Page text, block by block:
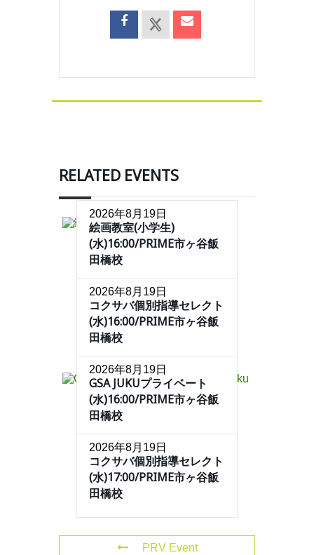
RELATED EVENTS
2026年8月19日
絵画教室(小学生)
(水)16:00/PRIME市ヶ谷飯
田橋校
2026年8月19日
コクサバ個別指導セレクト
(水)16:00/PRIME市ヶ谷飯
田橋校
2026年8月19日
GSA JUKUプライベート
(水)16:00/PRIME市ヶ谷飯
田橋校
2026年8月19日
コクサバ個別指導セレクト
(水)17:00/PRIME市ヶ谷飯
田橋校
PRV Event